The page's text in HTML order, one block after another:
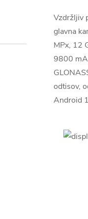
Vzdržljiv
glavna
MPx, 12
9800
odtisov,
Android